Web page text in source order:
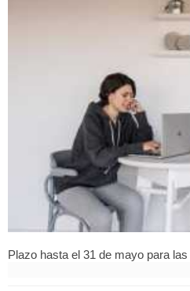
Plazo hasta el 31 de mayo para